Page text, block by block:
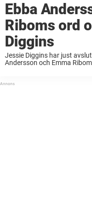
Ebba
Riboms ord
Diggins
Jessie Diggins har just
Andersson och Emma